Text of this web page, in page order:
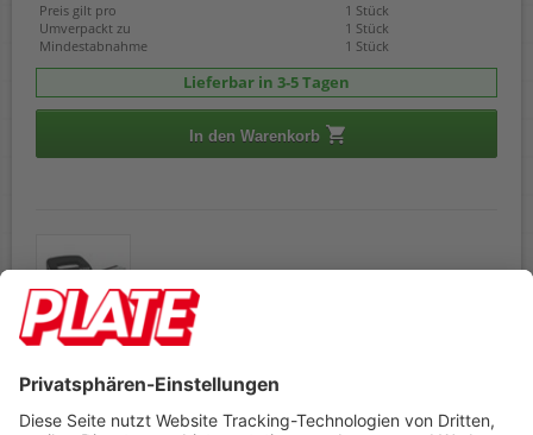
Preis gilt pro
1 Stück
Umverpackt zu
1 Stück
Mindestabnahme
1 Stück
Lieferbar in 3-5 Tagen
In den Warenkorb
Locher+Heftgerät Leitz New NeXXt WOW-Farben